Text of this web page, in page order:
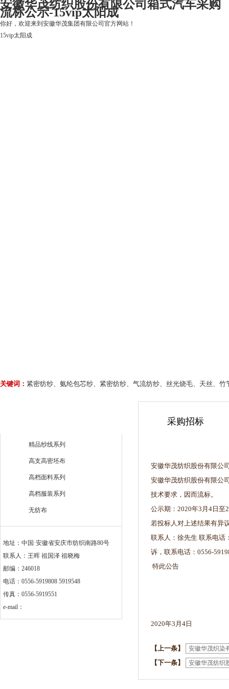
安徽华茂纺织股份有限公司箱式汽车采购
流标公示-15vip太阳成
你好，欢迎来到安徽华茂集团有限公司官方网站！
15vip太阳成
关键词： 紧密纺纱、氨纶包芯纱、紧密纺纱、气流纺纱、丝光烧毛、天丝、
精品纱线系列
高支高密坯布
高档面料系列
高档服装系列
无纺布
地址：中国·安徽省安庆市纺织南路80号
联系人：王晖 祖国泽 祖晓梅
邮编：246018
电话：0556-5919808 5919548
传真：0556-5919551
e-mail：
采购招标
安徽华茂纺织股份有限公
安徽华茂纺织股份有限公
技术要求，因而流标。
公示期：2020年3月4日至
若投标人对上述结果有异
联系人：徐先生 联系电话
诉，联系电话：0556-
特此公告
2020年3月4日
【上一条】 安徽华茂织染
【下一条】 安徽华茂纺织